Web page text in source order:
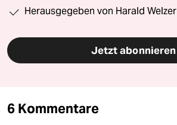
Herausgegeben von Harald Welzer
Jetzt abonnieren
6 Kommentare